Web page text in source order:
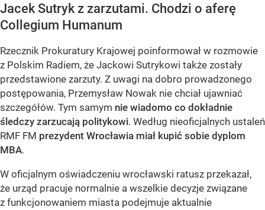
Jacek Sutryk z zarzutami. Chodzi o aferę
Collegium Humanum
Rzecznik Prokuratury Krajowej poinformował w rozmowie
z Polskim Radiem, że Jackowi Sutrykowi także zostały
przedstawione zarzuty. Z uwagi na dobro prowadzonego
postępowania, Przemysław Nowak nie chciał ujawniać
szczegółów. Tym samym nie wiadomo co dokładnie
śledczy zarzucają politykowi. Według nieoficjalnych ustaleń
RMF FM prezydent Wrocławia miał kupić sobie dyplom
MBA.
W oficjalnym oświadczeniu wrocławski ratusz przekazał,
że urząd pracuje normalnie a wszelkie decyzje związane
z funkcjonowaniem miasta podejmuje aktualnie